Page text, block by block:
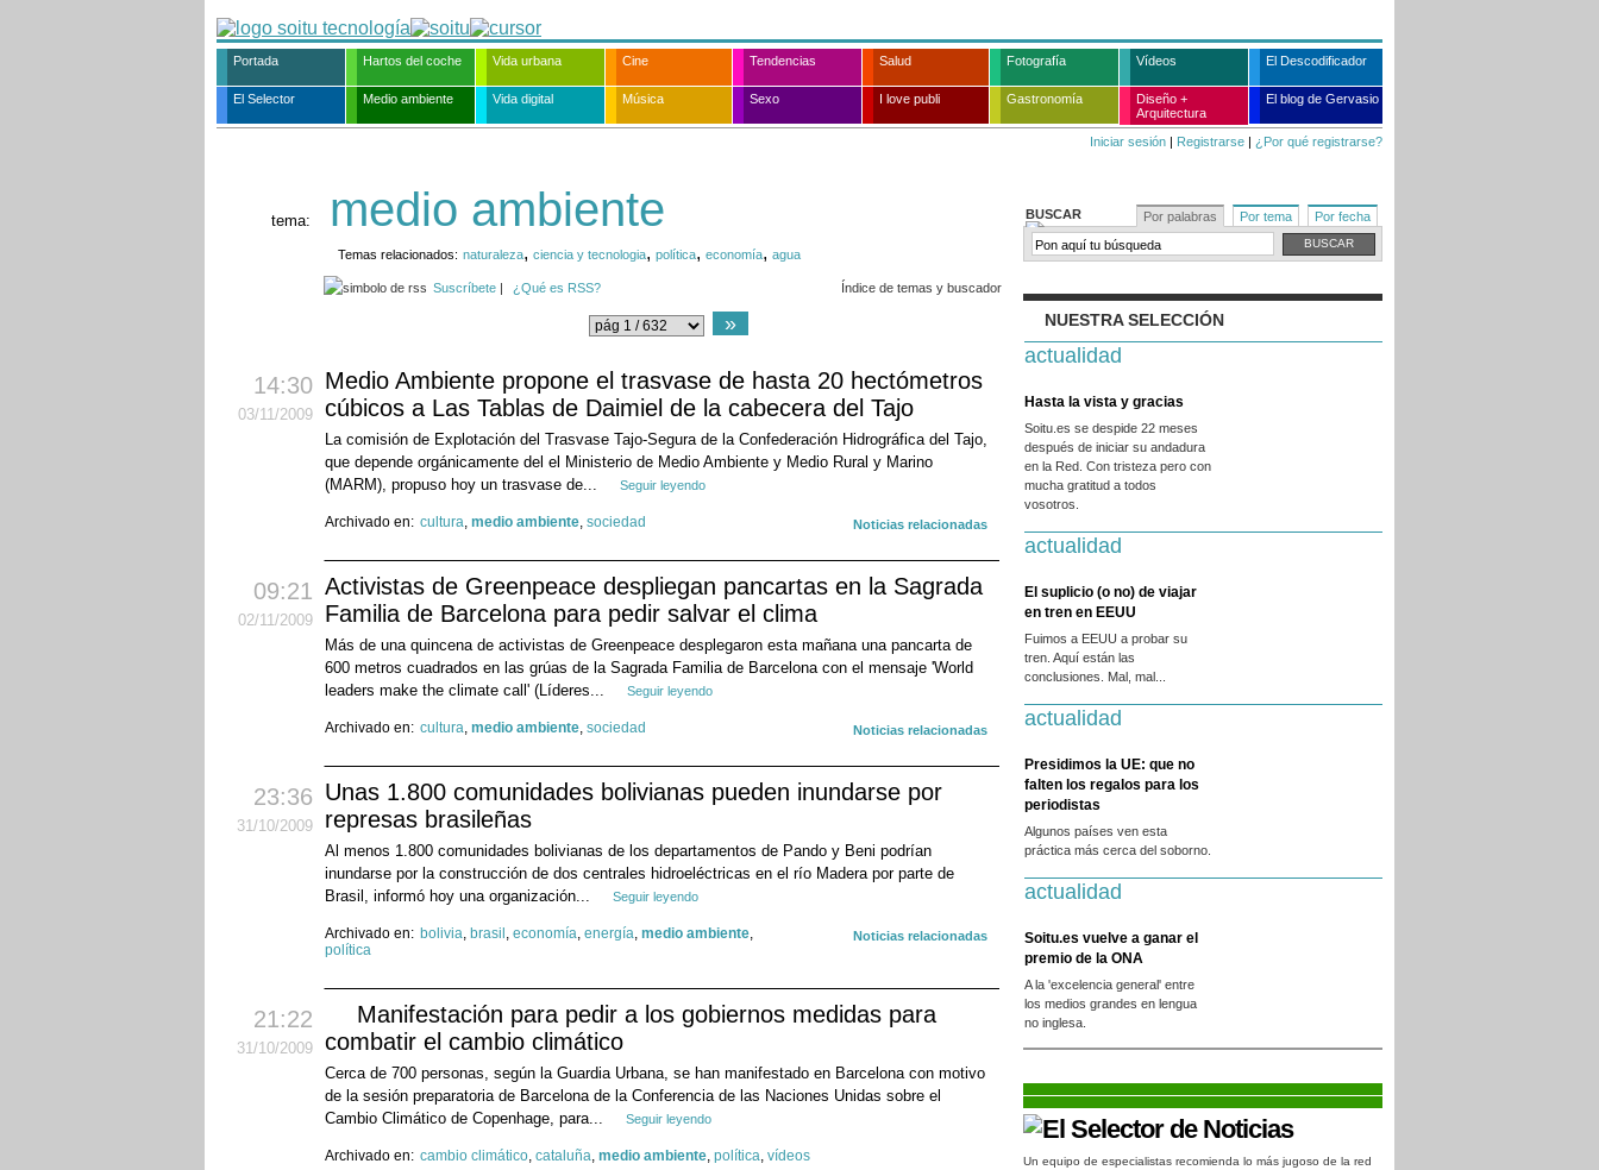
Portada Hartos del coche Vida urbana Cine Tendencias Salud Fotografía Vídeos El Descodificador
El Selector Medio ambiente Vida digital Música Sexo I love publi Gastronomía
Diseño +
Arquitectura
El blog de Gervasio
Iniciar sesión | Registrarse | ¿Por qué registrarse?
BUSCAR Por palabras Por tema Por fecha
NUESTRA SELECCIÓN
actualidad
Hasta la vista y gracias
Soitu.es se despide 22 meses
después de iniciar su andadura
en la Red. Con tristeza pero con
mucha gratitud a todos
vosotros.
actualidad
El suplicio (o no) de viajar
en tren en EEUU
Fuimos a EEUU a probar su
tren. Aquí están las
conclusiones. Mal, mal...
actualidad
Presidimos la UE: que no
falten los regalos para los
periodistas
Algunos países ven esta
práctica más cerca del soborno.
actualidad
Soitu.es vuelve a ganar el
premio de la ONA
A la 'excelencia general' entre
los medios grandes en lengua
no inglesa.
Un equipo de especialistas recomienda lo más jugoso de la red
tema: medio ambiente
Temas relacionados: naturaleza, ciencia y tecnologia, política, economía, agua
Suscríbete ¿Qué es RSS? Índice de temas y buscador
»
14:30
03/11/2009
Medio Ambiente propone el trasvase de hasta 20 hectómetros
cúbicos a Las Tablas de Daimiel de la cabecera del Tajo
La comisión de Explotación del Trasvase Tajo-Segura de la Confederación Hidrográfica del Tajo,
que depende orgánicamente del el Ministerio de Medio Ambiente y Medio Rural y Marino
(MARM), propuso hoy un trasvase de...
Seguir leyendo
Noticias relacionadas
Archivado en: cultura, medio ambiente, sociedad
09:21
02/11/2009
Activistas de Greenpeace despliegan pancartas en la Sagrada
Familia de Barcelona para pedir salvar el clima
Más de una quincena de activistas de Greenpeace desplegaron esta mañana una pancarta de
600 metros cuadrados en las grúas de la Sagrada Familia de Barcelona con el mensaje 'World
leaders make the climate call' (Líderes...
Seguir leyendo
Noticias relacionadas
Archivado en: cultura, medio ambiente, sociedad
23:36
31/10/2009
Unas 1.800 comunidades bolivianas pueden inundarse por
represas brasileñas
Al menos 1.800 comunidades bolivianas de los departamentos de Pando y Beni podrían
inundarse por la construcción de dos centrales hidroeléctricas en el río Madera por parte de
Brasil, informó hoy una organización...
Seguir leyendo
Noticias relacionadas
Archivado en: bolivia, brasil , economía, energía, medio ambiente,
política
21:22
31/10/2009
Manifestación para pedir a los gobiernos medidas para
combatir el cambio climático
Cerca de 700 personas, según la Guardia Urbana, se han manifestado en Barcelona con motivo
de la sesión preparatoria de Barcelona de la Conferencia de las Naciones Unidas sobre el
Cambio Climático de Copenhage, para...
Seguir leyendo
Archivado en: cambio climático, cataluña, medio ambiente, política, vídeos